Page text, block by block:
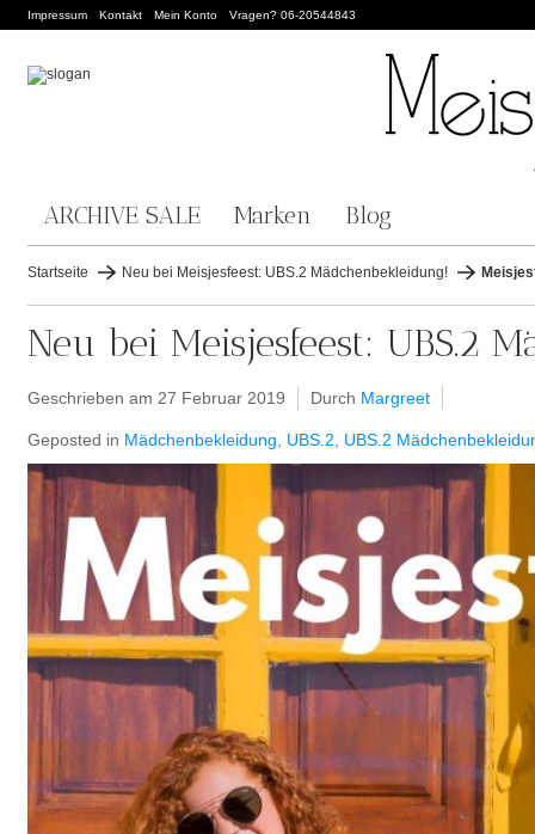
Impressum Kontakt Mein Konto Vragen? 06-20544843
ARCHIVE SALE Marken Blog
Startseite Neu bei Meisjesfeest: UBS.2 Mädchenbekleidung!
Neu bei Meisjesfeest: UBS.2
Geschrieben am 27 Februar 2019 Durch Margreet
Geposted in Mädchenbekleidung UBS.2 UBS.2